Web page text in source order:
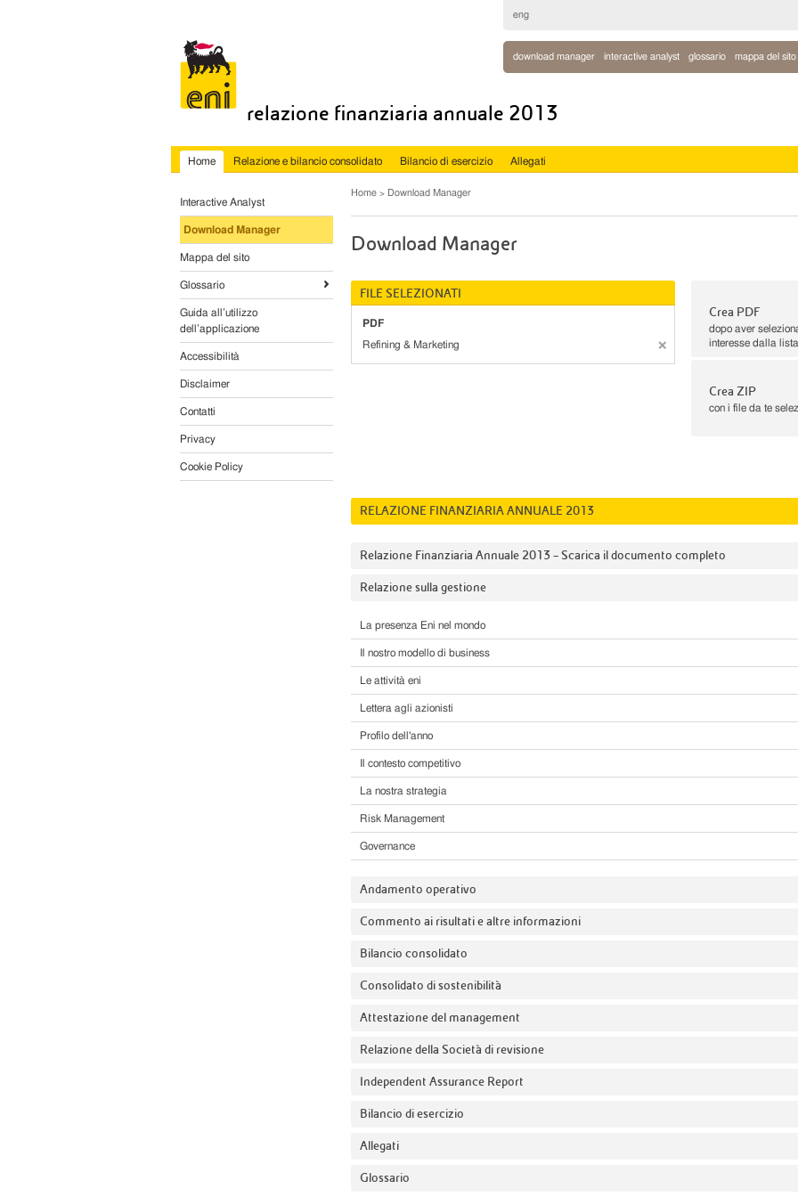
relazione finanziaria annuale 2013
eng
download manager interactive analyst glossario mappa del sito
Home Relazione e bilancio consolidato Bilancio di esercizio Allegati
Interactive Analyst
Download Manager
Mappa del sito
Glossario
Guida all’utilizzo
dell’applicazione
Accessibilità
Disclaimer
Contatti
Privacy
Cookie Policy
Home Download Manager
Download Manager
FILE SELEZIONATI
PDF
Refining & Marketing
Crea PDF
dopo aver
interesse dalla
Crea ZIP
con i file da te
RELAZIONE FINANZIARIA ANNUALE 2013
Relazione Finanziaria Annuale 2013 – Scarica il documento completo
Relazione sulla gestione
La presenza Eni nel mondo
Il nostro modello di business
Le attività eni
Lettera agli azionisti
Profilo dell'anno
Il contesto competitivo
La nostra strategia
Risk Management
Governance
Andamento operativo
Commento ai risultati e altre informazioni
Bilancio consolidato
Consolidato di sostenibilità
Attestazione del management
Relazione della Società di revisione
Independent Assurance Report
Bilancio di esercizio
Allegati
Glossario